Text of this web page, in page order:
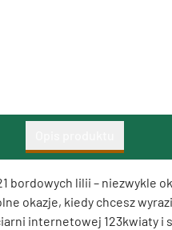
bordowych lilii – niezwykle
okazje, kiedy chcesz
internetowej 123kwiaty i